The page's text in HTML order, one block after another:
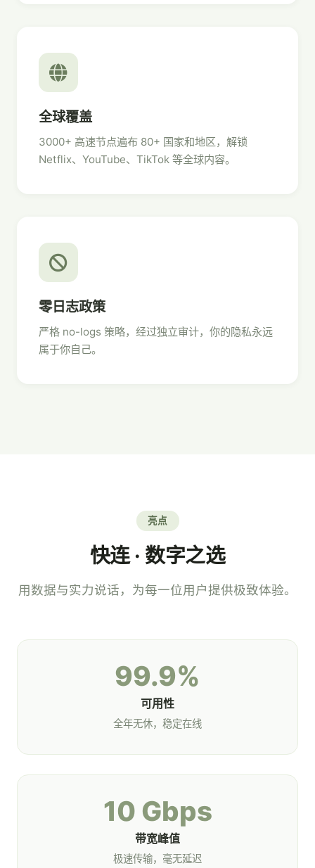
全球覆盖
3000+ 高速节点遍布 80+ 国家和地区，解锁
Netflix、YouTube、TikTok 等全球内容。
零日志政策
严格 no-logs 策略，经过独立审计，你的隐私永远
属于你自己。
亮点
快连 · 数字之选
用数据与实力说话，为每一位用户提供极致体验。
99.9%
可用性
全年无休，稳定在线
10 Gbps
带宽峰值
极速传输，毫无延迟